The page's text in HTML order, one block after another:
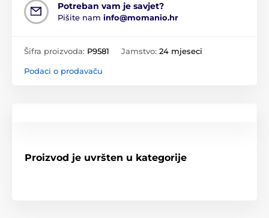
Potreban vam je savjet?
Pišite nam info@momanio.hr
Šifra proizvoda: P9581 Jamstvo: 24 mjeseci
Podaci o prodavaču
Proizvod je uvršten u kategorije